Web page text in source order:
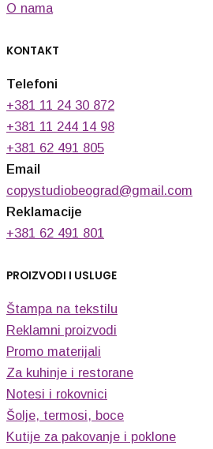
O nama
KONTAKT
Telefoni
+381 11 24 30 872
+381 11 244 14 98
+381 62 491 805
Email
copystudiobeograd@gmail.com
Reklamacije
+381 62 491 801
PROIZVODI I USLUGE
Štampa na tekstilu
Reklamni proizvodi
Promo materijali
Za kuhinje i restorane
Notesi i rokovnici
Šolje, termosi, boce
Kutije za pakovanje i poklone